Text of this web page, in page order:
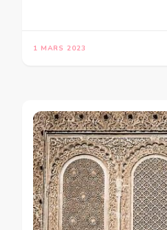
1 MARS 2023